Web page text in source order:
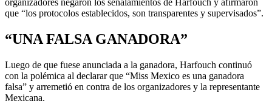
que “los protocolos establecidos, son transparentes y supervisados”.
“UNA FALSA GANADORA”
Luego de que fuese anunciada a la ganadora, Harfouch continuó
con la polémica al declarar que “Miss Mexico es una ganadora
falsa” y arremetió en contra de los organizadores y la representante
Mexicana.